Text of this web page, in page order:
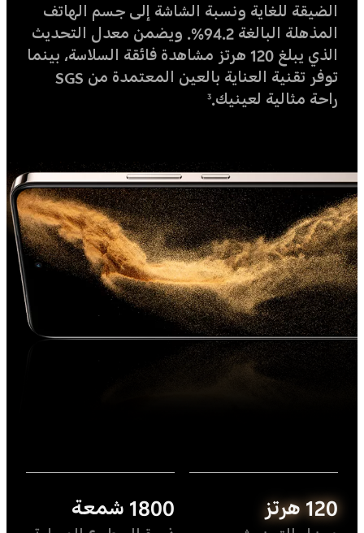
الضيقة للغاية ونسبة الشاشة إلى جسم الهاتف
المذهلة البالغة 94.2%. ويضمن معدل التحديث
الذي يبلغ 120 هرتز مشاهدة فائقة السلاسة، بينما
توفر تقنية العناية بالعين المعتمدة من SGS
راحة مثالية لعينيك.3
120 هرتز 1800 شمعة